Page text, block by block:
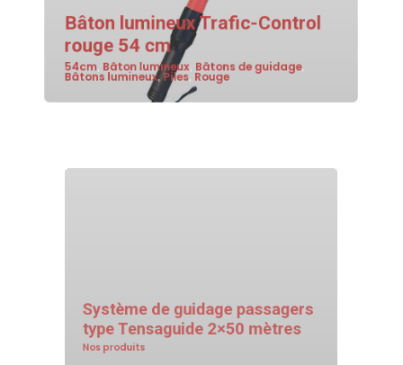
Bâton lumineux Trafic-Control
rouge 54 cm
54cm,Bâton lumineux, Bâtons de guidage
Bâtons lumineux,Piles,Rouge
Système de guidage passagers
type Tensaguide 2×50 mètres